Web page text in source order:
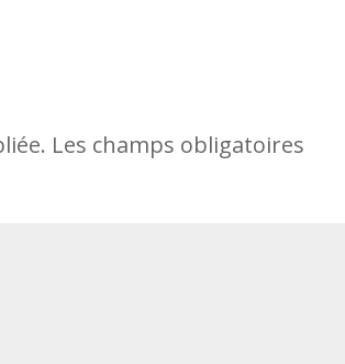
Les champs obligatoires